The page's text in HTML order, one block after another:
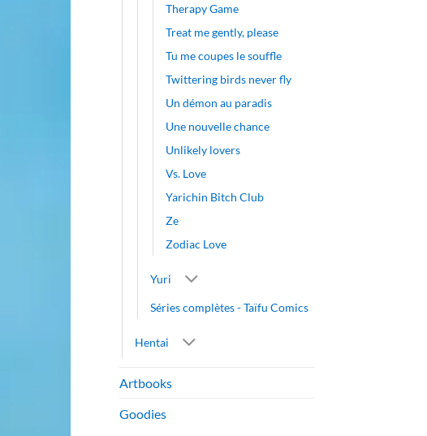
Therapy Game
Treat me gently, please
Tu me coupes le souffle
Twittering birds never fly
Un démon au paradis
Une nouvelle chance
Unlikely lovers
Vs. Love
Yarichin Bitch Club
Ze
Zodiac Love
Yuri
Séries complètes - Taïfu Comics
Hentai
Artbooks
Goodies